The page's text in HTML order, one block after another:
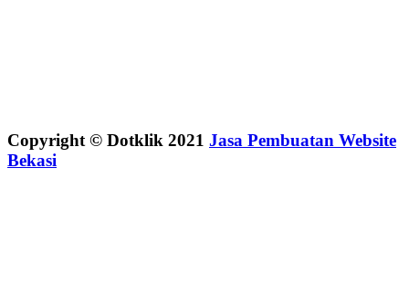
Copyright © Dotklik 2021 Jasa Pembuatan Website
Bekasi